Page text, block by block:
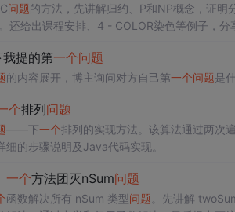
问题的方法，先讲解归约、P和NP概念，证明
还给出课程安排、4 - COLOR染色等例子，
提的第一个问题
的内容展开，博主询问对方自己第一个问题是
个排列问题
——下一个排列的实现方法。该算法通过两次
的步骤说明及Java代码实现。
一个方法团灭nSum问题
函数解决所有 nSum 类型问题 。先讲解